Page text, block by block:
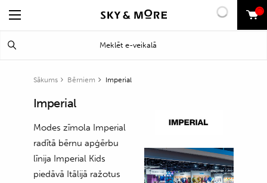
0
Sākums Bērniem Imperial
Imperial
Modes zīmola Imperial
radītā bērnu apģērbu
līnija Imperial Kids
piedāvā Itālijā ražotus